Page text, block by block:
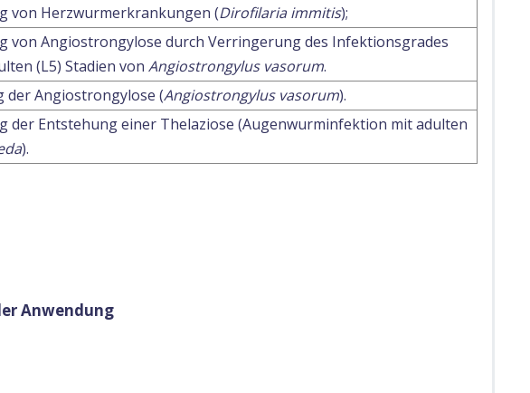
von Herzwurmerkrankungen (Dirofilaria immitis);
von Angiostrongylose durch Verringerung des Infektionsgrades
(L5) Stadien von Angiostrongylus vasorum.
der Angiostrongylose (Angiostrongylus vasorum).
der Entstehung einer Thelaziose (Augenwurminfektion mit adulten
).
Anwendung